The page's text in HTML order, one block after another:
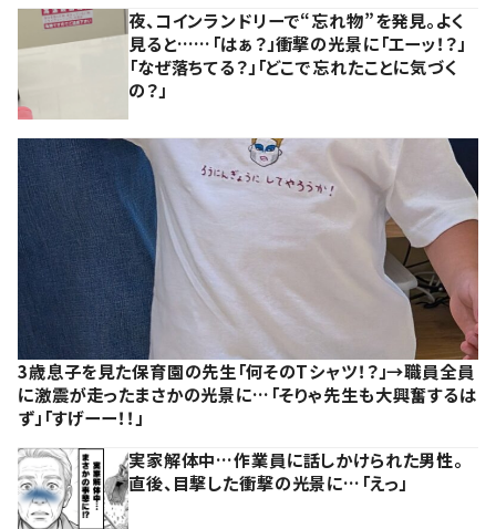
夜、コインランドリーで“忘れ物”を発見。よく
見ると……「はぁ？」衝撃の光景に「エーッ！？」
「なぜ落ちてる？」「どこで忘れたことに気づく
の？」
3歳息子を見た保育園の先生「何そのTシャツ！？」→職員全員
に激震が走ったまさかの光景に…「そりゃ先生も大興奮するは
ず」「すげーー！！」
実家解体中…作業員に話しかけられた男性。
直後、目撃した衝撃の光景に…「えっ」